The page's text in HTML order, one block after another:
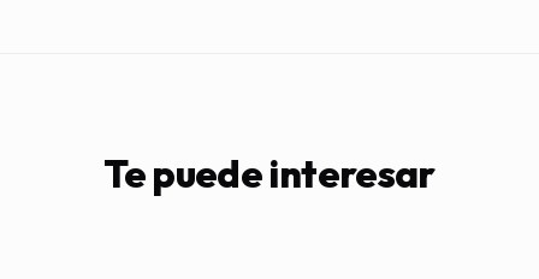
Te puede interesar